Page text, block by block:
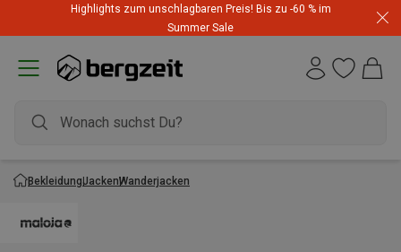
Highlights zum unschlagbaren Preis! Bis zu -60 % im
Summer Sale
BekleidungJackenWanderjacken